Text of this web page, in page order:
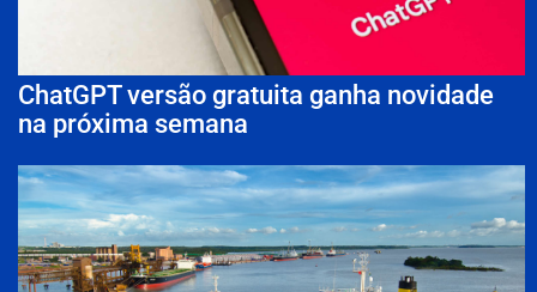
ChatGPT versão gratuita ganha novidade
na próxima semana